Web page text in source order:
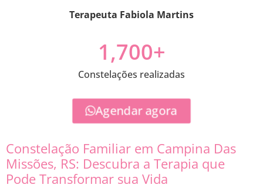
Terapeuta Fabiola Martins
Constelações realizadas
1,700+
Agendar agora
Constelação Familiar em Campina Das
Missões, RS: Descubra a Terapia que
Pode Transformar sua Vida